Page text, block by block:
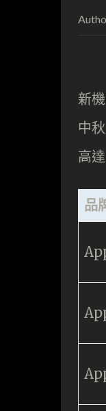
新
中
高
品